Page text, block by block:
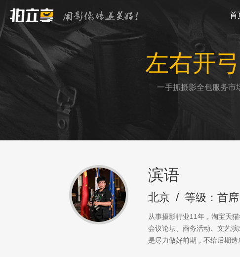
首
左右开
一手抓摄影全包服务市
滨语
北京 / 等级：首席
从事摄影行业11年，淘宝天
会议论坛、商务活动、文艺
是尽力做好前期，不给后期造